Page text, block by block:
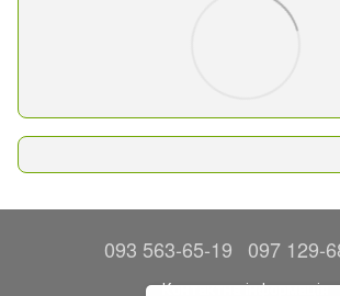
093 563-65-19 097 129-
Контактна інформація